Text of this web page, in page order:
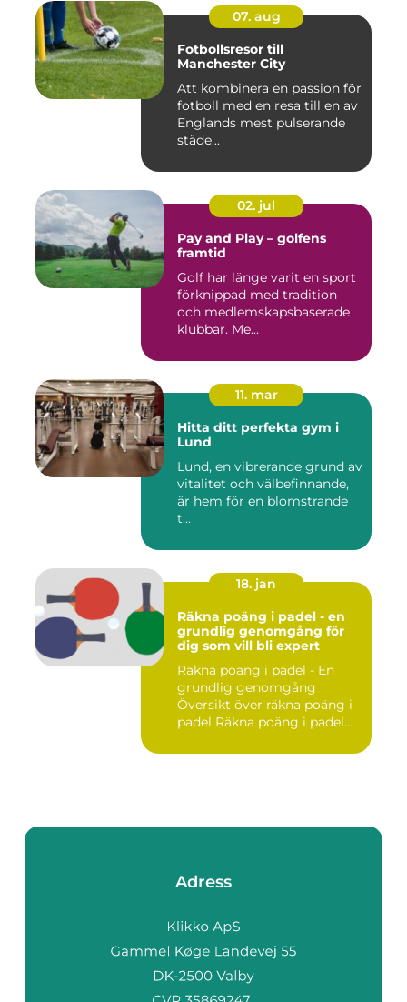
07. aug
Fotbollsresor till
Manchester City
Att kombinera en passion för
fotboll med en resa till en av
Englands mest pulserande
städe...
02. jul
Pay and Play – golfens
framtid
Golf har länge varit en sport
förknippad med tradition
och medlemskapsbaserade
klubbar. Me...
11. mar
Hitta ditt perfekta gym i
Lund
Lund, en vibrerande grund av
vitalitet och välbefinnande,
är hem för en blomstrande
t...
18. jan
Räkna poäng i padel - en
grundlig genomgång för
dig som vill bli expert
Räkna poäng i padel - En
grundlig genomgång
Översikt över räkna poäng i
padel Räkna poäng i padel...
Adress